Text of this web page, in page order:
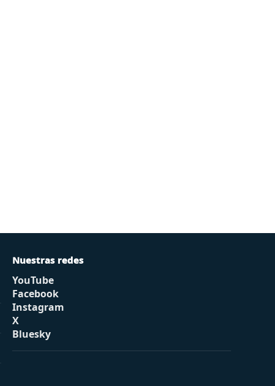
Nuestras redes
YouTube
Facebook
Instagram
X
Bluesky